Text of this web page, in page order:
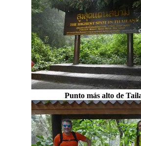
Punto más alto de